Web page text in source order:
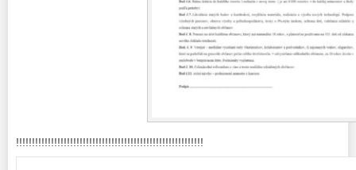
!!!!!!!!!!!!!!!!!!!!!!!!!!!!!!!!!!!!!!!!!!!!!!!!!!!!!!!!!!!